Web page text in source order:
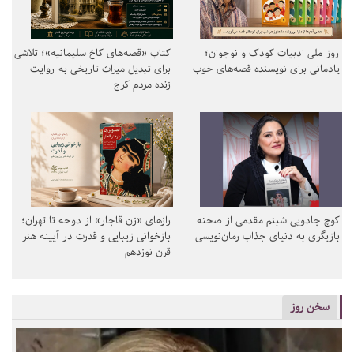
روز ملی ادبیات کودک و نوجوان؛
یادمانی برای نویسنده قصه‌های خوب
کتاب «قصه‌های کاخ سلیمانیه»؛ تلاشی
برای تبدیل میراث تاریخی به روایت
زنده مردم کرج
کوچ جادویی شبنم مقدمی از صحنه
بازیگری به دنیای جذاب رمان‌نویسی
رازهای «زن قاجار» از دوحه تا تهران؛
بازخوانی زیبایی و قدرت در آیینه هنر
قرن نوزدهم
سخن روز